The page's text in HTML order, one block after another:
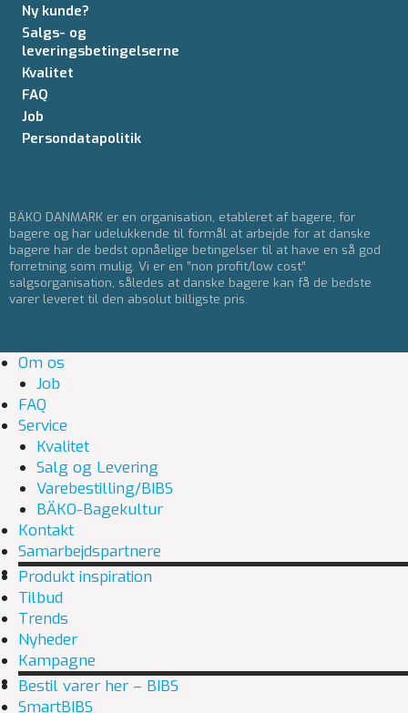
Ny kunde?
Salgs- og
leveringsbetingelserne
Kvalitet
FAQ
Job
Persondatapolitik
BÄKO DANMARK er en organisation, etableret af bagere, for
bagere og har udelukkende til formål at arbejde for at danske
bagere har de bedst opnåelige betingelser til at have en så god
forretning som mulig. Vi er en ”non profit/low cost”
salgsorganisation, således at danske bagere kan få de bedste
varer leveret til den absolut billigste pris.
Om os
Job
FAQ
Service
Kvalitet
Salg og Levering
Varebestilling/BIBS
BÄKO-Bagekultur
Kontakt
Samarbejdspartnere
Produkt inspiration
Tilbud
Trends
Nyheder
Kampagne
Bestil varer her – BIBS
SmartBIBS